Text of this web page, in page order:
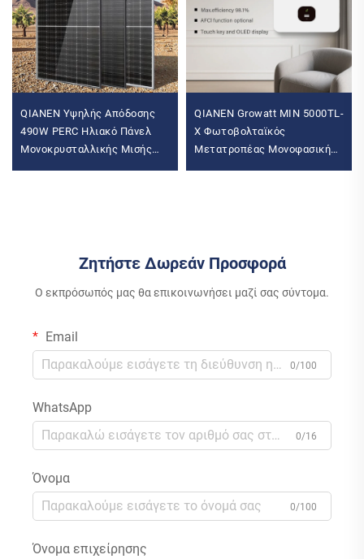
QIANEN Υψηλής Απόδοσης
490W PERC Ηλιακό Πάνελ
Μονοκρυσταλλικής Μισής
QIANEN Growatt MIN 5000TL-
X Φωτοβολταϊκός
Μετατροπέας Μονοφασικής
Ζητήστε Δωρεάν Προσφορά
Ο εκπρόσωπός μας θα επικοινωνήσει μαζί σας σύντομα.
Email
0/100
WhatsApp
0/16
Όνομα
0/100
Όνομα επιχείρησης